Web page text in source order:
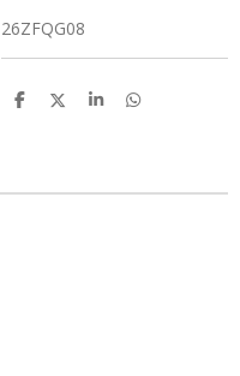
26ZFQG08
D
D
S
D